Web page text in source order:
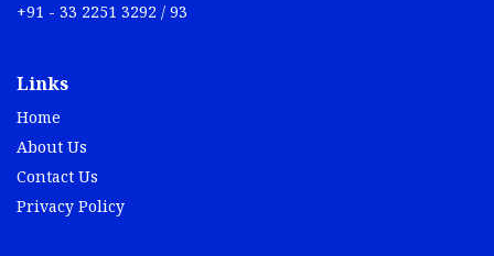
+91 - 33 2251 3292 / 93
Links
Home
About Us
Contact Us
Privacy Policy